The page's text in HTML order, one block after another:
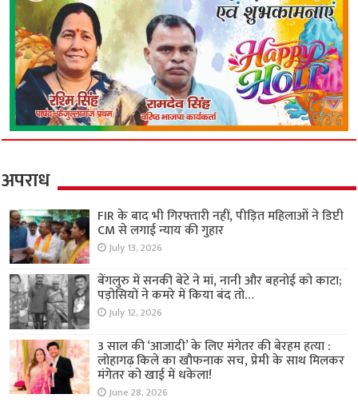
अपराध
FIR के बाद भी गिरफ्तारी नहीं, पीड़ित महिलाओं ने डिप्टी
CM से लगाई न्याय की गुहार
July 13, 2026
बेंगलुरु में सनकी बेटे ने मां, नानी और बहनोई को काटा;
पड़ोसियों ने कमरे में किया बंद तो…
July 12, 2026
3 साल की ‘आजादी’ के लिए मंगेतर की बेरहम हत्या :
लोहागढ़ किले का खौफनाक सच, प्रेमी के साथ मिलकर
मंगेतर को खाई में धकेला!
June 28, 2026